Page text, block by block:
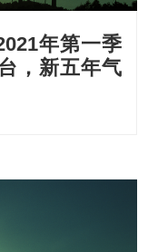
年第一季
，新五年气